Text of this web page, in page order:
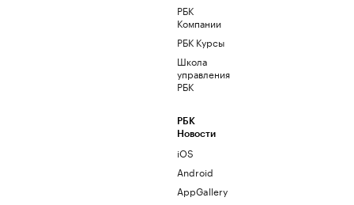
РБК
Компании
РБК Курсы
Школа
управления
РБК
РБК
Новости
iOS
Android
AppGallery